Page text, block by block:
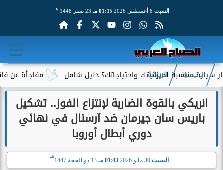
السبت 01:15 مـ 23 صفر 1448 هـ
مفاجأة عن فاتورة لميزانيتك واحتياجاتك؟ دليل شامل
الرئيسية الرياضة
انريكي بالقوة الضاربة لإنتزاع الفوز.. تشكيل
باريس سان جيرمان ضد آرسنال في نهائي
دوري أبطال أوروبا
السبت 01:43 مـ 13 ذو الحجة 1447
هـ